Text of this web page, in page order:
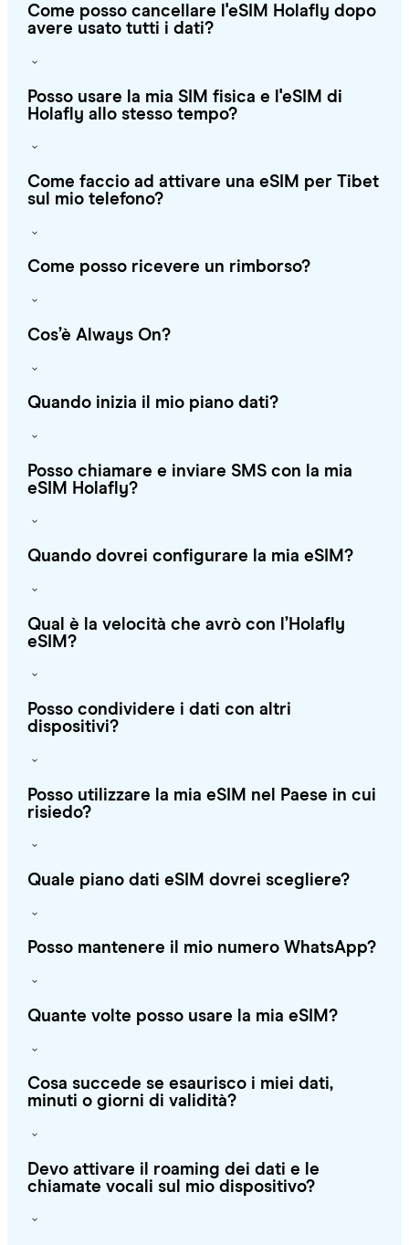
Come posso cancellare l'eSIM Holafly dopo
avere usato tutti i dati?
Posso usare la mia SIM fisica e l'eSIM di
Holafly allo stesso tempo?
Come faccio ad attivare una eSIM per Tibet
sul mio telefono?
Come posso ricevere un rimborso?
Cos’è Always On?
Quando inizia il mio piano dati?
Posso chiamare e inviare SMS con la mia
eSIM Holafly?
Quando dovrei configurare la mia eSIM?
Qual è la velocità che avrò con l’Holafly
eSIM?
Posso condividere i dati con altri
dispositivi?
Posso utilizzare la mia eSIM nel Paese in cui
risiedo?
Quale piano dati eSIM dovrei scegliere?
Posso mantenere il mio numero WhatsApp?
Quante volte posso usare la mia eSIM?
Cosa succede se esaurisco i miei dati,
minuti o giorni di validità?
Devo attivare il roaming dei dati e le
chiamate vocali sul mio dispositivo?